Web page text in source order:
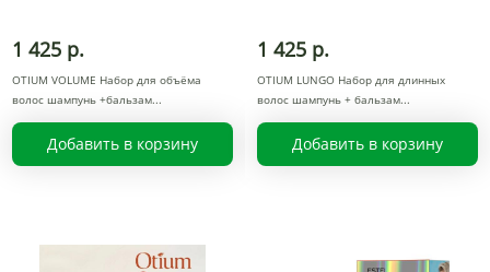
1 425 р.
OTIUM VOLUME Набор для объёма
волос шампунь +бальзам
Добавить в корзину
1 425 р.
OTIUM LUNGO Набор для длинных
волос шампунь + бальзам
Добавить в корзину